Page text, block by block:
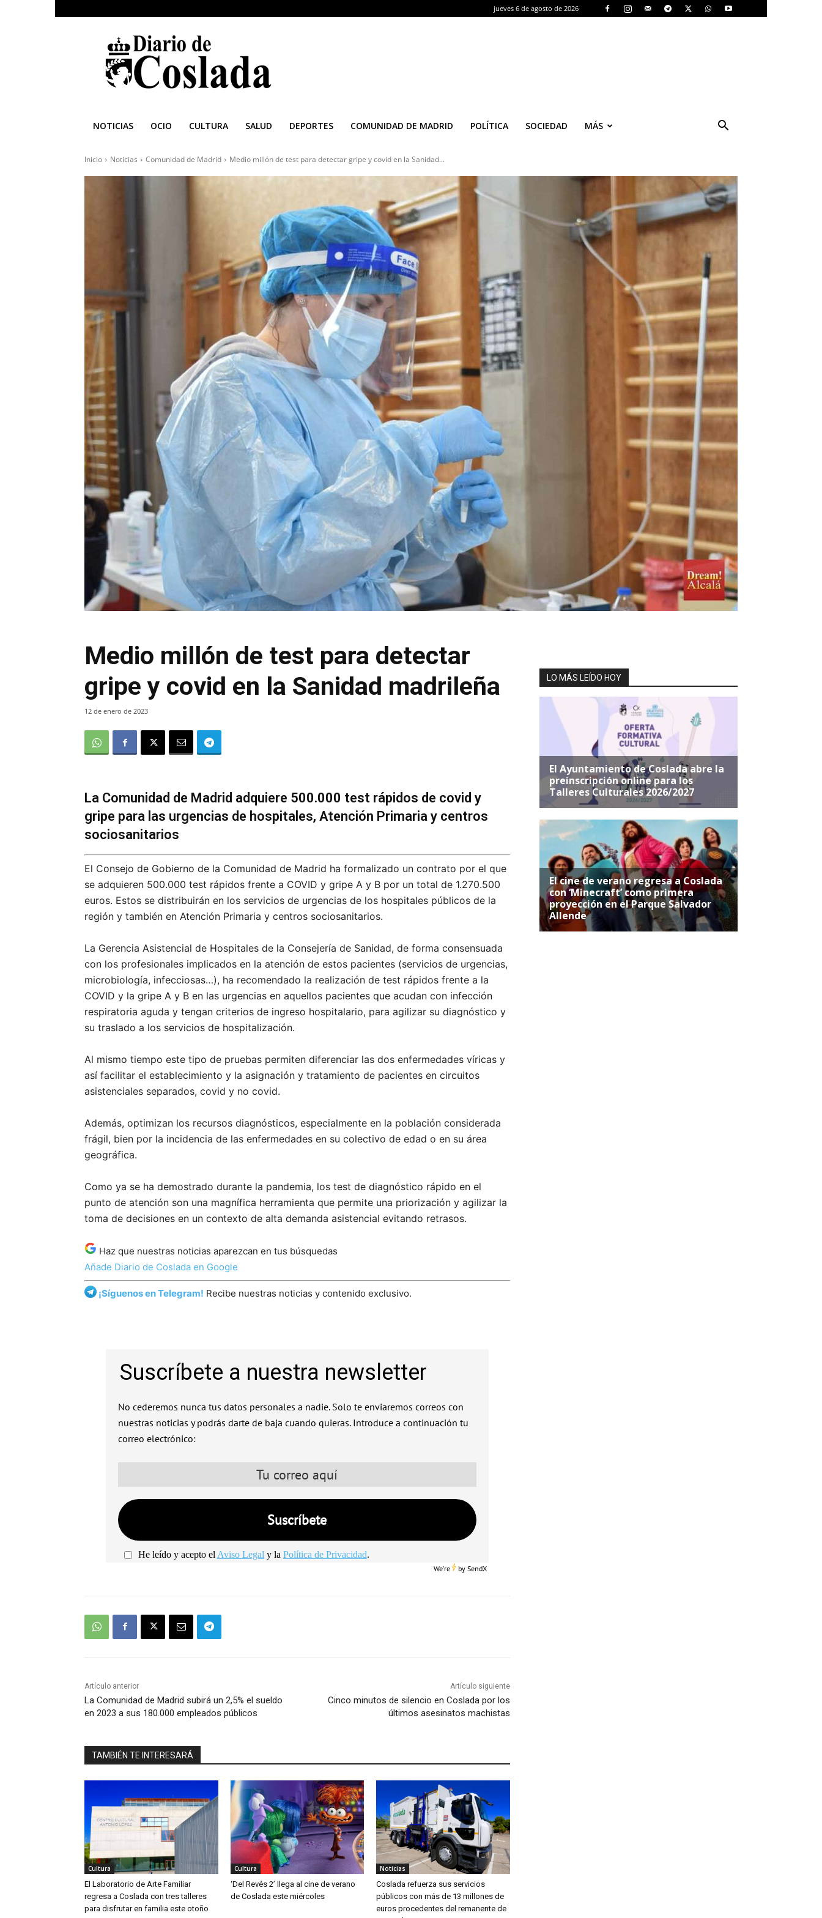
jueves 6 de agosto de 2026
Diario
de
Coslada
NOTICIAS OCIO CULTURA SALUD DEPORTES COMUNIDAD DE MADRID POLÍTICA SOCIEDAD MÁS
Inicio Noticias Comunidad de Madrid Medio millón de test para detectar gripe y covid en la Sanidad...
Medio millón de test para detectar
gripe y covid en la Sanidad madrileña
12 de enero de 2023
La Comunidad de Madrid adquiere 500.000 test rápidos de covid y
gripe para las urgencias de hospitales, Atención Primaria y centros
sociosanitarios
El Consejo de Gobierno de la Comunidad de Madrid ha formalizado un contrato por el que
se adquieren 500.000 test rápidos frente a COVID y gripe A y B por un total de 1.270.500
euros. Estos se distribuirán en los servicios de urgencias de los hospitales públicos de la
región y también en Atención Primaria y centros sociosanitarios.
La Gerencia Asistencial de Hospitales de la Consejería de Sanidad, de forma consensuada
con los profesionales implicados en la atención de estos pacientes (servicios de urgencias,
microbiología, infecciosas…), ha recomendado la realización de test rápidos frente a la
COVID y la gripe A y B en las urgencias en aquellos pacientes que acudan con infección
respiratoria aguda y tengan criterios de ingreso hospitalario, para agilizar su diagnóstico y
su traslado a los servicios de hospitalización.
Al mismo tiempo este tipo de pruebas permiten diferenciar las dos enfermedades víricas y
así facilitar el establecimiento y la asignación y tratamiento de pacientes en circuitos
asistenciales separados, covid y no covid.
Además, optimizan los recursos diagnósticos, especialmente en la población considerada
frágil, bien por la incidencia de las enfermedades en su colectivo de edad o en su área
geográfica.
Como ya se ha demostrado durante la pandemia, los test de diagnóstico rápido en el
punto de atención son una magnífica herramienta que permite una priorización y agilizar la
toma de decisiones en un contexto de alta demanda asistencial evitando retrasos.
Haz que nuestras noticias aparezcan en tus búsquedas
Añade Diario de Coslada en Google
¡Síguenos en Telegram! Recibe nuestras noticias y contenido exclusivo.
Suscríbete a nuestra newsletter
No cederemos nunca tus datos personales a nadie. Solo te enviaremos correos con
nuestras noticias y podrás darte de baja cuando quieras. Introduce a continuación tu
correo electrónico:
He leído y acepto el Aviso Legal y la Política de Privacidad.
We're bySendX
Artículo anterior
La Comunidad de Madrid subirá un 2,5% el sueldo
en 2023 a sus 180.000 empleados públicos
Artículo siguiente
Cinco minutos de silencio en Coslada por los
últimos asesinatos machistas
TAMBIÉN TE INTERESARÁ
Cultura
El Laboratorio de Arte Familiar
regresa a Coslada con tres talleres
para disfrutar en familia este otoño
Cultura
‘Del Revés 2’ llega al cine de verano
de Coslada este miércoles
Noticias
Coslada refuerza sus servicios
públicos con más de 13 millones de
euros procedentes del remanente de
LO MÁS LEÍDO HOY